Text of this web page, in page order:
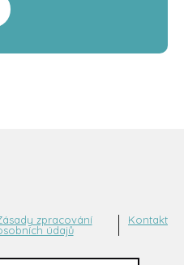
zpracování
údajů
Kontakt